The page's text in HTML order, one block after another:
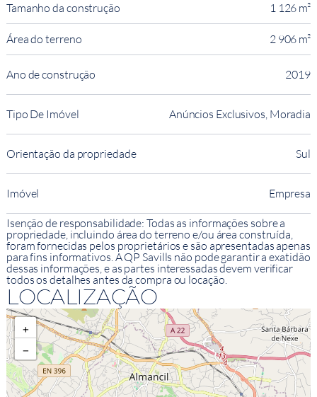
Tamanho da construção 1 126 m²
Área do terreno 2 906 m²
Ano de construção 2019
Tipo De Imóvel Anúncios Exclusivos, Moradia
Orientação da propriedade Sul
Imóvel Empresa
Isenção de responsabilidade: Todas as informações sobre a
propriedade, incluindo área do terreno e/ou área construída,
foram fornecidas pelos proprietários e são apresentadas apenas
para fins informativos. A QP Savills não pode garantir a exatidão
dessas informações, e as partes interessadas devem verificar
todos os detalhes antes da compra ou locação.
LOCALIZAÇÃO
+
−